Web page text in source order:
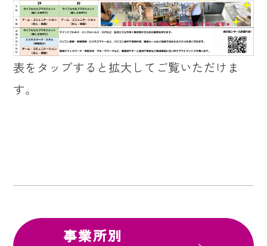
表をタップすると拡大してご覧いただけま
す。
事業所別